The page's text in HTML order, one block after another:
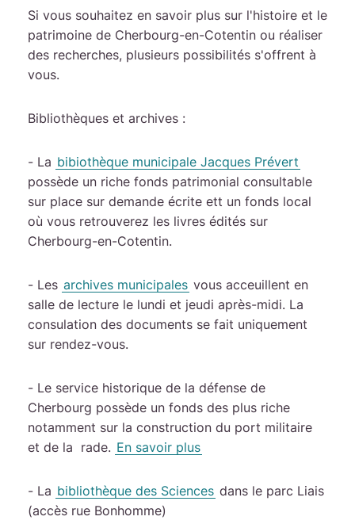
Si vous souhaitez en savoir plus sur l'histoire et le
patrimoine de Cherbourg-en-Cotentin ou réaliser
des recherches, plusieurs possibilités s'offrent à
vous.
Bibliothèques et archives :
- La bibiothèque municipale Jacques Prévert
possède un riche fonds patrimonial consultable
sur place sur demande écrite ett un fonds local
où vous retrouverez les livres édités sur
Cherbourg-en-Cotentin.
- Les archives municipales vous acceuillent en
salle de lecture le lundi et jeudi après-midi. La
consulation des documents se fait uniquement
sur rendez-vous.
- Le service historique de la défense de
Cherbourg possède un fonds des plus riche
notamment sur la construction du port militaire
et de la rade. En savoir plus
- La bibliothèque des Sciences dans le parc Liais
(accès rue Bonhomme)